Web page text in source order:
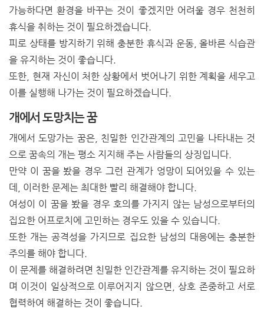
가능하다면 환경을 바꾸는 것이 좋겠지만 어려울 경우 천천히
휴식을 취하는 것이 필요하겠습니다.
피로 상태를 방지하기 위해 충분한 휴식과 운동, 올바른 식습관
을 유지하는 것이 좋습니다.
또한, 현재 자신이 처한 상황에서 벗어나기 위한 계획을 세우고
이를 실행해 나가는 것이 필요하겠습니다.
개에서 도망치는 꿈
개에서 도망가는 꿈은, 친밀한 인간관계의 고민을 나타내는 것
으로 꿈속의 개는 평소 지지해 주는 사람들의 상징입니다.
만약 이 꿈을 봤을 경우 그런 관계가 엉망이 되어있을 수 있는
데, 이러한 문제는 최대한 빨리 해결해야 합니다.
여성이 이 꿈을 봤을 경우 호의를 가지지 않는 남성으로부터의
집요한 어프로치에 고민하는 경우도 있을 수 있습니다.
또한 개는 공격성을 가지므로 집요한 남성의 대응에는 충분한
주의를 해야 합니다.
이 문제를 해결하려면 친밀한 인간관계를 유지하는 것이 필요하
며 이것이 일상적으로 이루어지지 않으면, 상호 존중하고 서로
협력하여 해결하는 것이 좋습니다.